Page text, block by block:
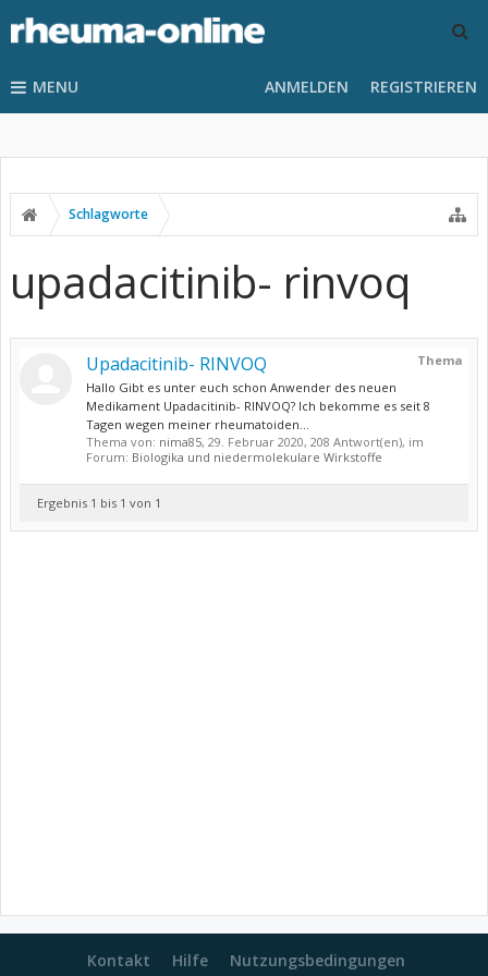
MENU ANMELDEN REGISTRIEREN
Schlagworte
upadacitinib- rinvoq
Thema
Upadacitinib- RINVOQ
Hallo Gibt es unter euch schon Anwender des neuen
Medikament Upadacitinib- RINVOQ? Ich bekomme es seit 8
Tagen wegen meiner rheumatoiden...
Thema von: nima85, 29. Februar 2020, 208 Antwort(en), im
Forum: Biologika und niedermolekulare Wirkstoffe
Ergebnis 1 bis 1 von 1
Kontakt Hilfe Nutzungsbedingungen